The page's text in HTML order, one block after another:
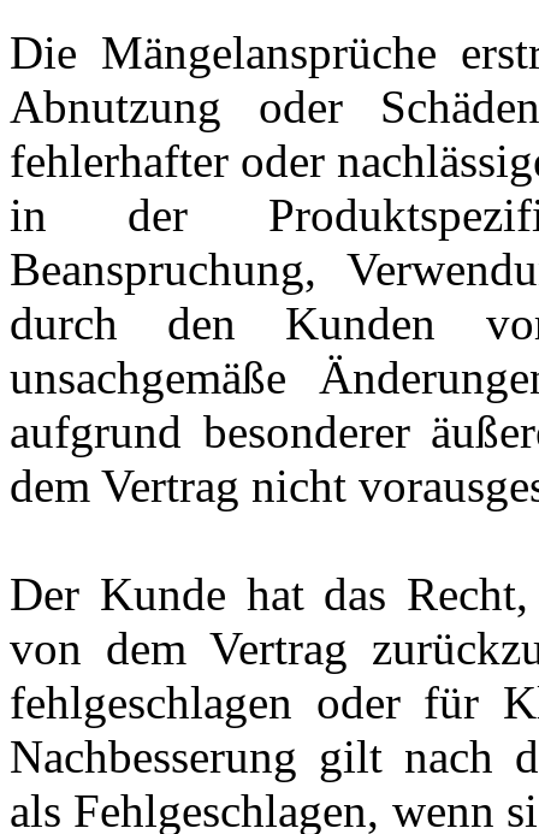
Die Mängelansprüche
Abnutzung oder
fehlerhafter oder
in der
Beanspruchung,
durch den Kunden
unsachgemäße
aufgrund besonderer
dem Vertrag nicht
Der Kunde hat das
von dem Vertrag
fehlgeschlagen oder für
Nachbesserung gilt nach
als Fehlgeschlagen, wenn